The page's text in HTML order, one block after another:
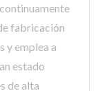
fabricación
y emplea a
estado
de alta